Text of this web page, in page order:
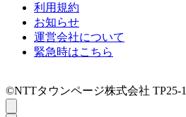
利用規約
お知らせ
運営会社について
緊急時はこちら
©NTTタウンページ株式会社 TP25-